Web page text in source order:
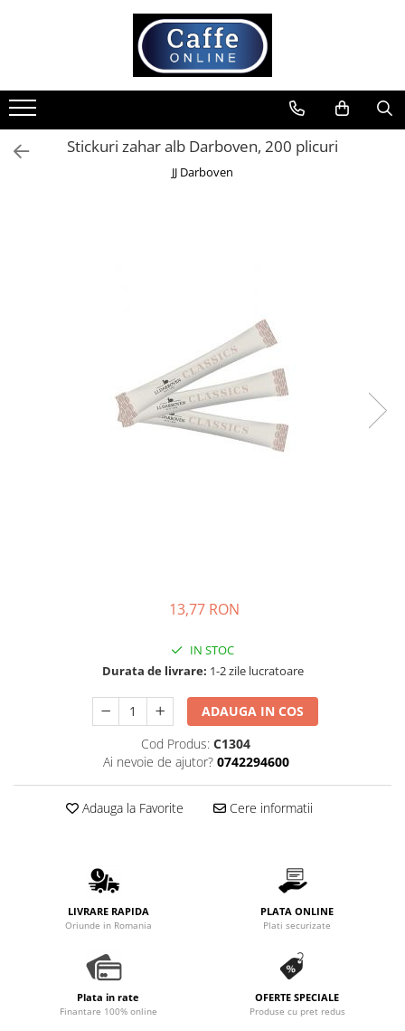
Cafea
Cafea Boabe
Capsule Cafea
Pliculete Zahar si Miere
Aparate SH
Piese schimb espressoare
Accesorii si intretinere
Stickuri zahar alb Darboven, 200 plicuri
JJ Darboven
13,77 RON
IN STOC
Durata de livrare: 1-2 zile lucratoare
ADAUGA IN COS
Cod Produs: C1304
Ai nevoie de ajutor? 0742294600
Adauga la Favorite Cere informatii
LIVRARE RAPIDA
Oriunde in Romania
PLATA ONLINE
Plati securizate
Plata in rate
Finantare 100% online
OFERTE SPECIALE
Produse cu pret redus